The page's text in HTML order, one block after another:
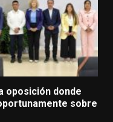
oposición donde
sobre